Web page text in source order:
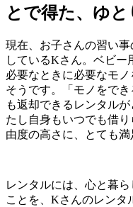
とで得た、ゆ
現在、お子さんの習い
しているKさん。ベビー
必要なときに必要なモ
そうです。「モノをで
も返却できるレンタル
たし自身もいつでも借
由度の高さに、とても満
レンタルには、心と暮
ことを、Kさんのレンタ